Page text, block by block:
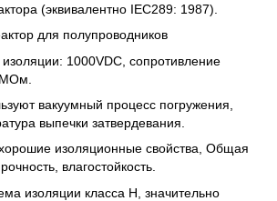
(эквивалентно IEC289: 1987).
для полупроводников
1000VDC, сопротивление
вакуумный процесс погружения,
выпечки затвердевания.
изоляционные свойства, Общая
влагостойкость.
изоляции класса H, значительно